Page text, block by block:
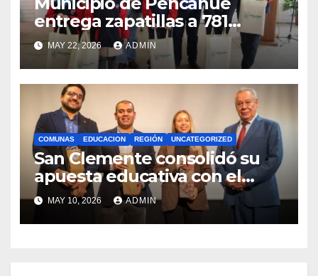
entrega zapatillas a 781
estudiantes con recursos del
Royalty Minero
MAY 22, 2026 ADMIN
COMUNAS EDUCACION REGIÓN UNCATEGORIZED
San Clemente consolidó su
apuesta educativa con el
lanzamiento del
Preuniversitario Brotes 2026
MAY 10, 2026 ADMIN